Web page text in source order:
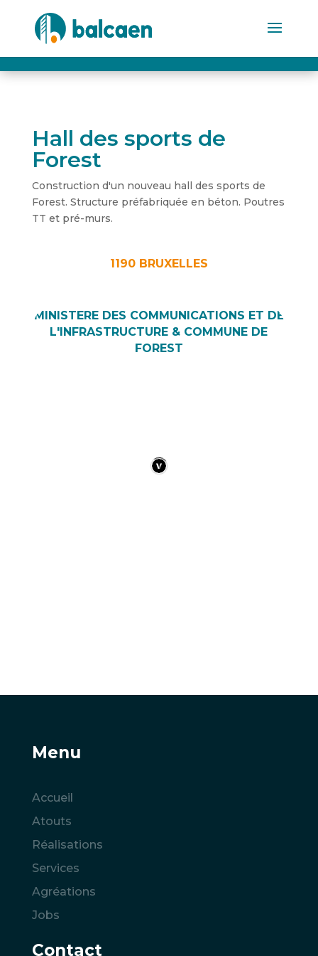
Hall des sports de
Forest
Construction d'un nouveau hall des sports de
Forest. Structure préfabriquée en béton. Poutres
TT et pré-murs.
1190 BRUXELLES
MINISTERE DES COMMUNICATIONS ET DE
L'INFRASTRUCTURE & COMMUNE DE
FOREST
Menu
Accueil
Atouts
Réalisations
Services
Agréations
Jobs
Contact